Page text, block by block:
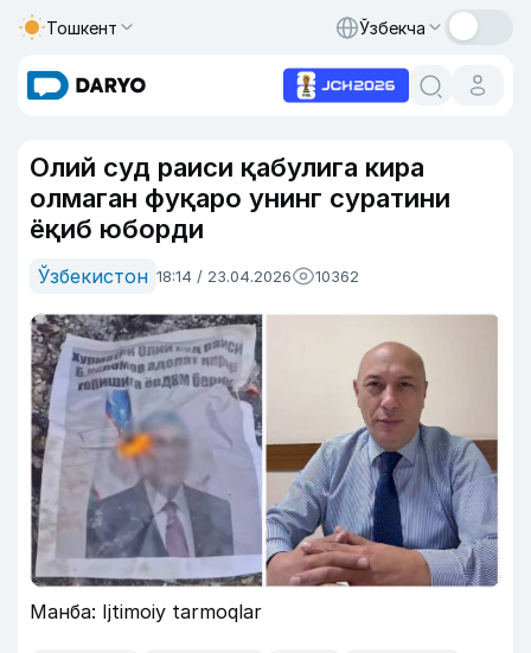
Тошкент Ўзбекча
Олий суд раиси қабулига кира
олмаган фуқаро унинг суратини
ёқиб юборди
Ўзбекистон 18:14 / 23.04.2026 10362
Манба: Ijtimoiy tarmoqlar